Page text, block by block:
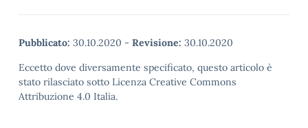
Pubblicato: 30.10.2020 - Revisione: 30.10.2020
Eccetto dove diversamente specificato, questo articolo è
stato rilasciato sotto Licenza Creative Commons
Attribuzione 4.0 Italia.